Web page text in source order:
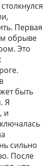
Первая
обрыве
Это
быть
Я
и
сильно
После